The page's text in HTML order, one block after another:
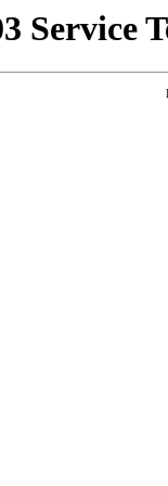
Service